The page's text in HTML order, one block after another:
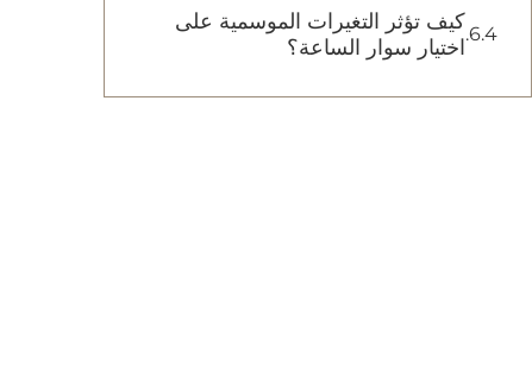
كيف تؤثر التغيرات الموسمية على
اختيار سوار الساعة؟